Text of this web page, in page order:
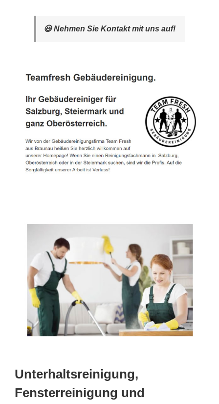
😃 Nehmen Sie Kontakt mit uns auf!
Unterhaltsreinigung,
Fensterreinigung und